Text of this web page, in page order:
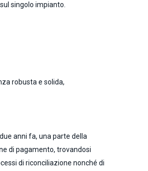
singolo impianto.
robusta e solida,
anni fa, una parte della
di pagamento, trovandosi
di riconciliazione nonché di